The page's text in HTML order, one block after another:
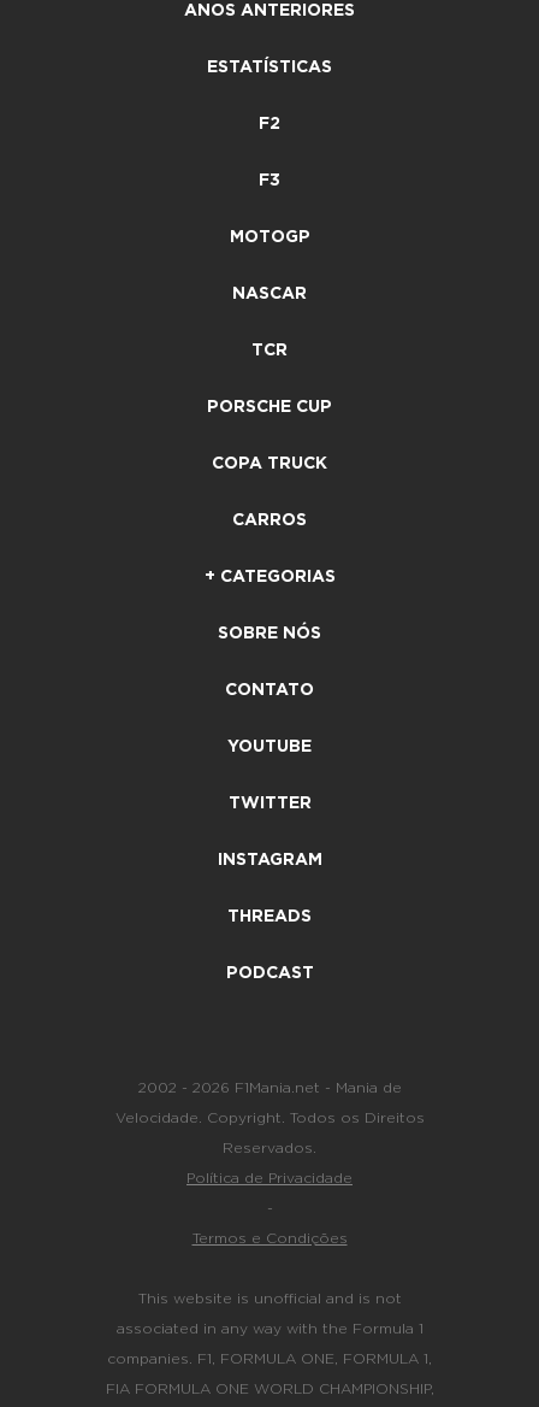
ANOS ANTERIORES
ESTATÍSTICAS
F2
F3
MOTOGP
NASCAR
TCR
PORSCHE CUP
COPA TRUCK
CARROS
+ CATEGORIAS
SOBRE NÓS
CONTATO
YOUTUBE
TWITTER
INSTAGRAM
THREADS
PODCAST
2002 - 2026 F1Mania.net - Mania de
Velocidade. Copyright. Todos os Direitos
Reservados.
Política de Privacidade
-
Termos e Condições
This website is unofficial and is not
associated in any way with the Formula 1
companies. F1, FORMULA ONE, FORMULA 1,
FIA FORMULA ONE WORLD CHAMPIONSHIP,